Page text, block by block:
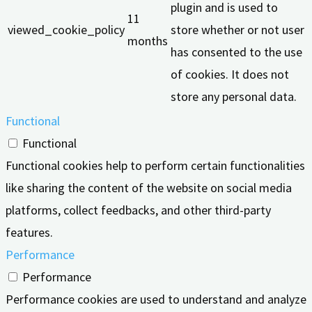
viewed_cookie_policy
11
months
plugin and is used to
store whether or not user
has consented to the use
of cookies. It does not
store any personal data.
Functional
Functional
Functional cookies help to perform certain functionalities
like sharing the content of the website on social media
platforms, collect feedbacks, and other third-party
features.
Performance
Performance
Performance cookies are used to understand and analyze